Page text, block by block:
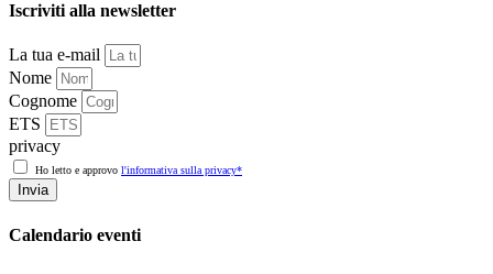
Iscriviti alla newsletter
La tua e-mail
Nome
Cognome
ETS
privacy
Ho letto e approvo l'informativa sulla privacy*
Invia
Calendario eventi